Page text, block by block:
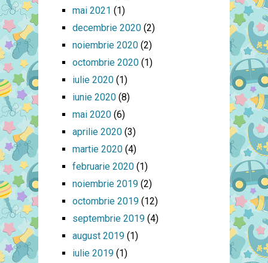
mai 2021 (1)
decembrie 2020(2)
noiembrie 2020(2)
octombrie 2020(1)
iulie 2020(1)
iunie 2020(8)
mai 2020(6)
aprilie 2020(3)
martie 2020(4)
februarie 2020(1)
noiembrie 2019(2)
octombrie 2019(12)
septembrie 2019(4)
august 2019(1)
iulie 2019(1)